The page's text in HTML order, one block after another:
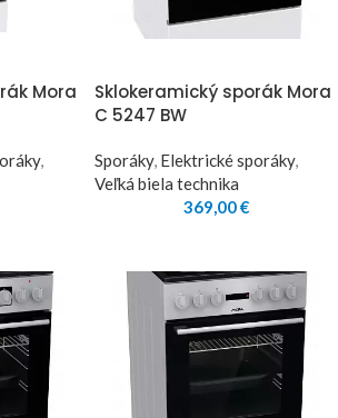
Mora
,
Sklokeramický sporák Mora
C 5247 BW
Sporáky, Elektrické sporáky,
Veľká biela technika
369,00€